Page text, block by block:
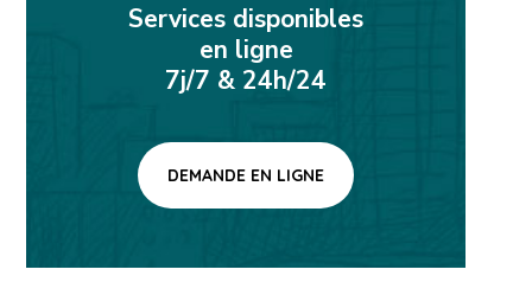
Services disponibles
en ligne
7j/7 & 24h/24
DEMANDE EN LIGNE